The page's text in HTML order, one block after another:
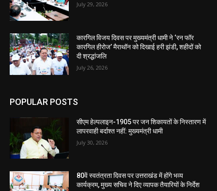
July 29, 2026
कारगिल विजय दिवस पर मुख्यमंत्री धामी ने ‘रन फॉर
कारगिल हीरोज’ मैराथॉन को दिखाई हरी झंडी, शहीदों को
दी श्रद्धांजलि
July 26, 2026
POPULAR POSTS
सीएम हेल्पलाइन-1905 पर जन शिकायतों के निस्तारण में
लापरवाही बर्दाश्त नहीं: मुख्यमंत्री धामी
July 30, 2026
80वें स्वतंत्रता दिवस पर उत्तराखंड में होंगे भव्य
कार्यक्रम, मुख्य सचिव ने दिए व्यापक तैयारियों के निर्देश